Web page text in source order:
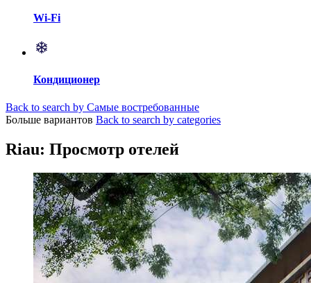
Wi-Fi
Кондиционер
Back to search by Самые востребованные
Больше вариантов Back to search by categories
Riau: Просмотр отелей